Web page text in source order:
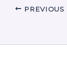
PREVIOUS